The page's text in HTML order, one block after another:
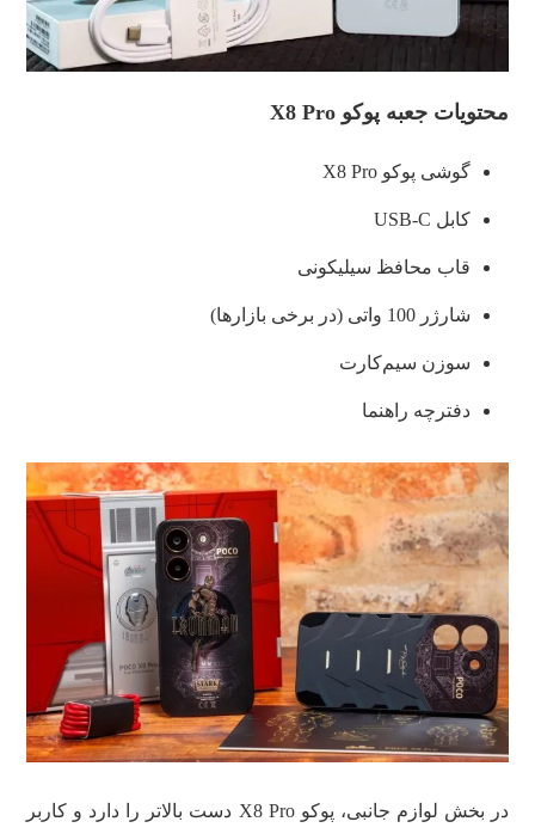
محتویات جعبه پوکو X8 Pro
گوشی پوکو X8 Pro
کابل USB-C
قاب محافظ سیلیکونی
شارژر 100 واتی (در برخی بازارها)
سوزن سیم‌کارت
دفترچه راهنما
در بخش لوازم جانبی، پوکو X8 Pro دست بالاتر را دارد و کاربر